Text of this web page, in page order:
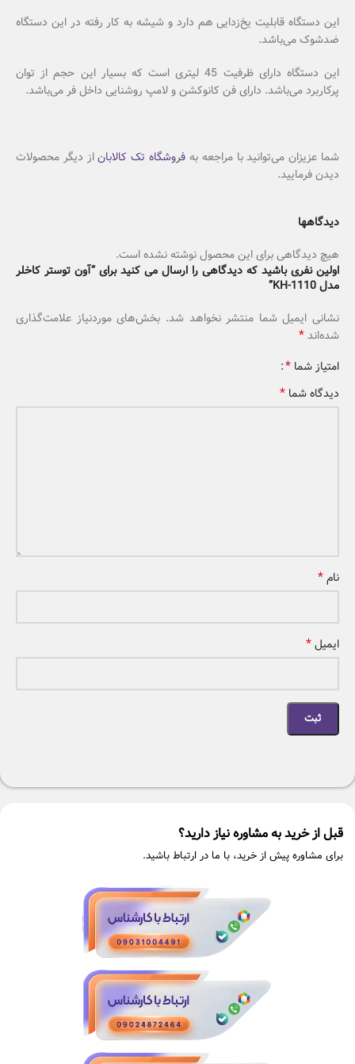
این دستگاه قابلیت یخ‌زدایی هم دارد و شیشه به کار رفته در این دستگاه
ضدشوک می‌باشد.
این دستگاه دارای ظرفیت 45 لیتری است که بسیار این حجم از توان
پرکاربرد می‌باشد. دارای فن کانوکشن و لامپ روشنایی داخل فر می‌باشد.
شما عزیزان می‌توانید با مراجعه به فروشگاه تک کالاباناز دیگر محصولات
دیدن فرمایید.
دیدگاهها
هیچ دیدگاهی برای این محصول نوشته نشده است.
اولین نفری باشید که دیدگاهی را ارسال می کنید برای “آون توستر کاخلر
مدل KH-1110”
نشانی ایمیل شما منتشر نخواهد شد. بخش‌های موردنیاز علامت‌گذاری
شده‌اند*
امتیاز شما *
دیدگاه شما *
نام*
ایمیل*
قبل از خرید به مشاوره نیاز دارید؟
برای مشاوره پیش از خرید، با ما در ارتباط باشید.